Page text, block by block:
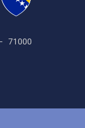
71000‌